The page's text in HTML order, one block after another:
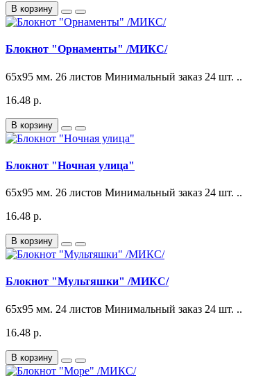
В корзину
Блокнот "Орнаменты" /МИКС/
65x95 мм. 26 листов Минимальный заказ 24 шт. ..
16.48 р.
В корзину
Блокнот "Ночная улица"
65x95 мм. 26 листов Минимальный заказ 24 шт. ..
16.48 р.
В корзину
Блокнот "Мультяшки" /МИКС/
65x95 мм. 24 листов Минимальный заказ 24 шт. ..
16.48 р.
В корзину